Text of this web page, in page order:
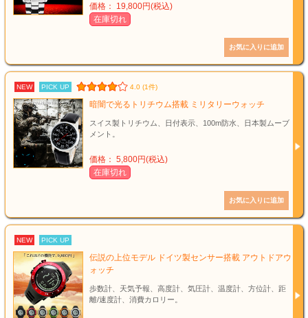
価格： 19,800円(税込)
在庫切れ
NEW PICK UP 4.0 (1件)
暗闇で光るトリチウム搭載 ミリタリーウォッチ
スイス製トリチウム、日付表示、100m防水、日本製ムーブ
メント。
価格： 5,800円(税込)
在庫切れ
NEW PICK UP
伝説の上位モデル ドイツ製センサー搭載 アウトドアウ
ォッチ
歩数計、天気予報、高度計、気圧計、温度計、方位計、距
離/速度計、消費カロリー。